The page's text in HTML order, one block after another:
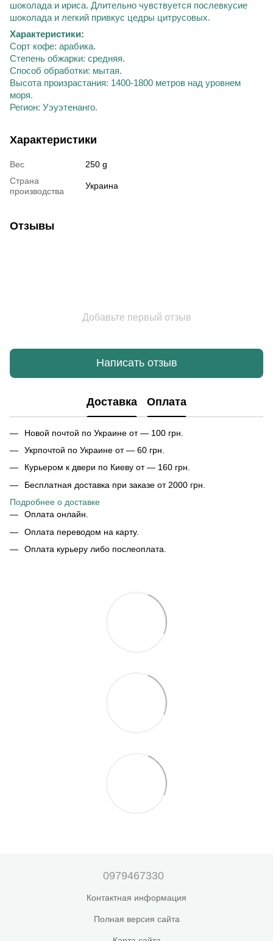
шоколада и ириса. Длительно чувствуется послевкусие
шоколада и легкий привкус цедры цитрусовых.
Характеристики:
Сорт кофе: арабика.
Степень обжарки: средняя.
Способ обработки: мытая.
Высота произрастания: 1400-1800 метров над уровнем
моря.
Регион: Уэуэтенанго.
Характеристики
Вес
250 g
Страна
производства
Украина
Отзывы
Добавьте первый отзыв
Написать отзыв
Доставка Оплата
Новой почтой по Украине от — 100 грн.
Укрпочтой по Украине от — 60 грн.
Курьером к двери по Киеву от — 160 грн.
Бесплатная доставка при заказе от 2000 грн.
Подробнее о доставке
Оплата онлайн.
Оплата переводом на карту.
Оплата курьеру либо послеоплата.
0979467330
Контактная информация
Полная версия сайта